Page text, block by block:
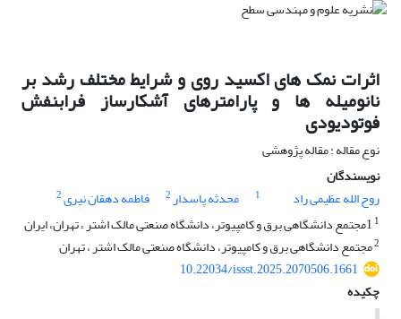
اثرات نمک های اکسید روی و شرایط مختلف رشد بر
نانومیله ها و پارامترهای آشکارساز فرابنفش
فوتودیودی
نوع مقاله : مقاله پژوهشی
نویسندگان
روح الله عظیمی راد
1 محدثه پاسدار2 فاطمه دهقان نیری2
1
2مجتمع دانشگاهی برق و کامپیوتر، دانشگاه صنعتی مالک اشتر ، تهران
10.22034/issst.2025.2070506.1661
چکیده